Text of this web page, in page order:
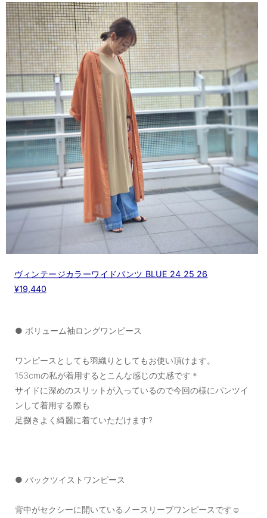
ヴィンテージカラーワイドパンツ BLUE 24 25 26
¥19,440
● ボリューム袖ロングワンピース
ワンピースとしても羽織りとしてもお使い頂けます。
153cmの私が着用するとこんな感じの丈感です＊
サイドに深めのスリットが入っているので今回の様にパンツイ
ンして着用する際も
足捌きよく綺麗に着ていただけます?
● バックツイストワンピース
背中がセクシーに開いているノースリーブワンピースです☺︎